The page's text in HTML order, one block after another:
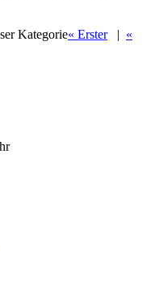
Kategorie« Erster| «